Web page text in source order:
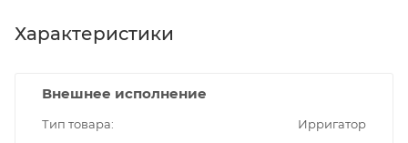
Характеристики
Внешнее исполнение
Тип товара
Ирригатор